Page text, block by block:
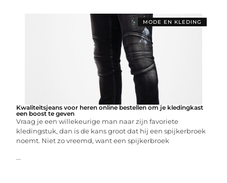
MODE EN KLEDING
Kwaliteitsjeans voor heren online bestellen om je kledingkast
een boost te geven
Vraag je een willekeurige man naar zijn favoriete
kledingstuk, dan is de kans groot dat hij een spijkerbroek
noemt. Niet zo vreemd, want een spijkerbroek
...